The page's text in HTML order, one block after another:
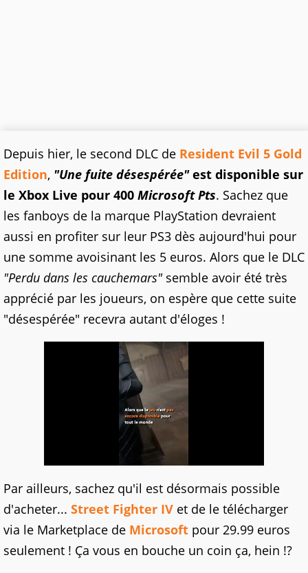
Depuis hier, le second DLC de Resident Evil 5 Gold
Edition, "Une fuite désespérée"est disponible sur
le Xbox Live pour 400 Microsoft Pts. Sachez que
les fanboys de la marque PlayStation devraient
aussi en profiter sur leur PS3 dès aujourd'hui pour
une somme avoisinant les 5 euros. Alors que le DLC
"Perdu dans les cauchemars"semble avoir été très
apprécié par les joueurs, on espère que cette suite
"désespérée" recevra autant d'éloges !
Par ailleurs, sachez qu'il est désormais possible
d'acheter... Street Fighter IV et de le télécharger
via le Marketplace de Microsoft pour 29.99 euros
seulement ! Ça vous en bouche un coin ça, hein !?